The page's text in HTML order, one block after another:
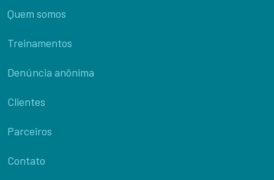
Quem somos
Treinamentos
Denúncia anônima
Clientes
Parceiros
Contato